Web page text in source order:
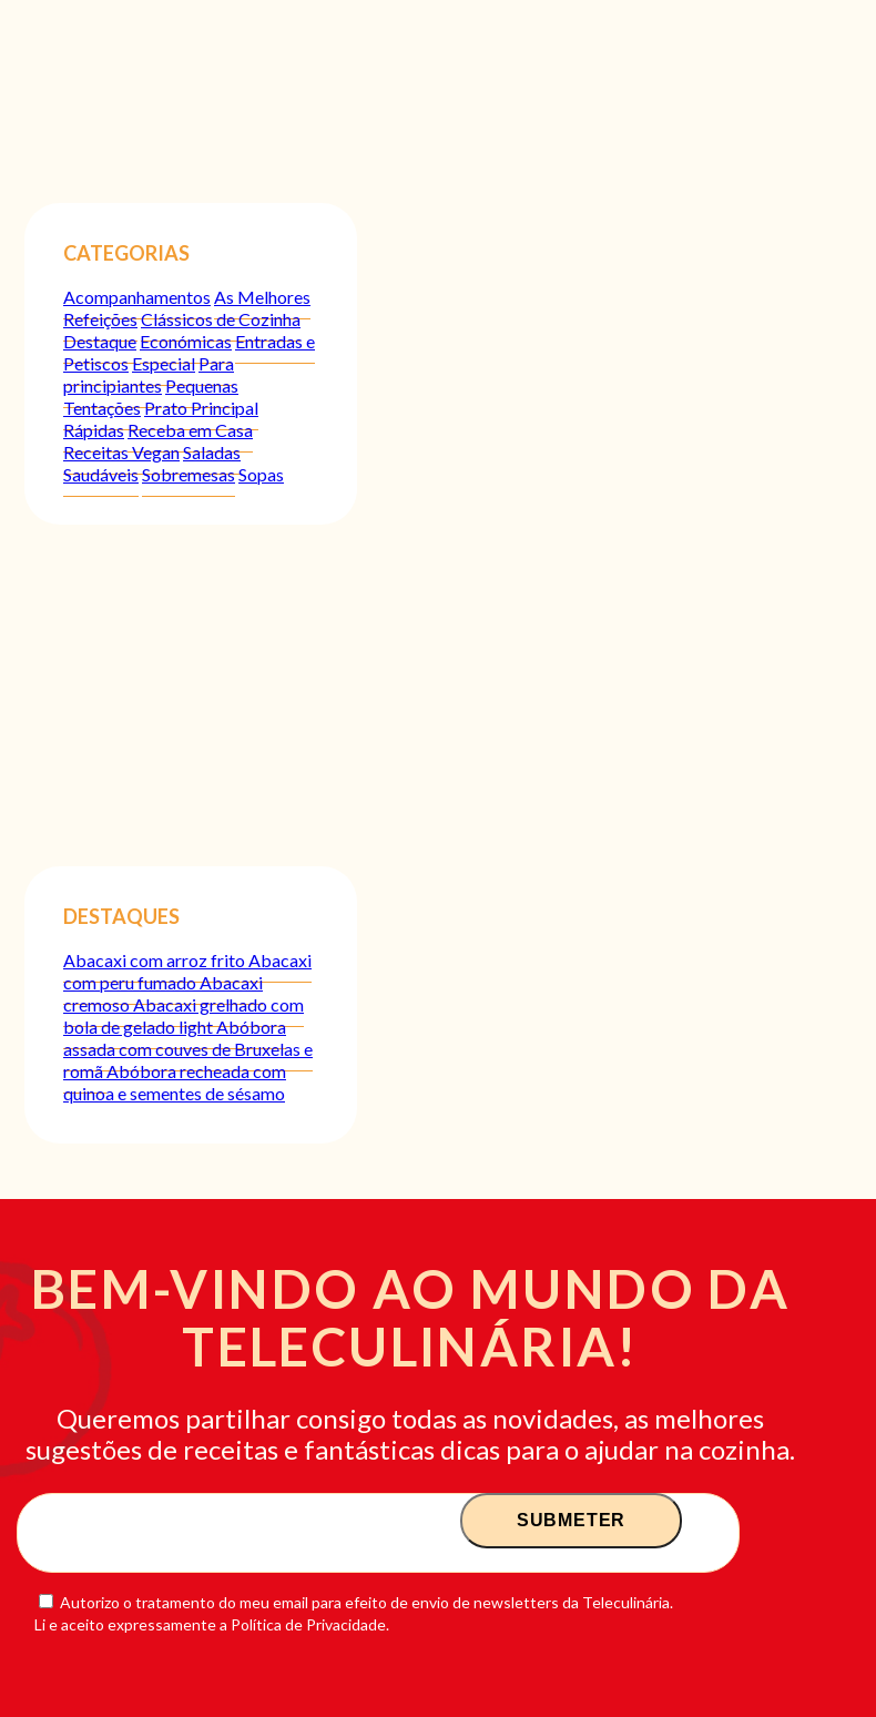
CATEGORIAS
Acompanhamentos As Melhores
RefeiçõesClássicos de Cozinha
Destaque EconómicasEntradas e
PetiscosEspecialPara
principiantesPequenas
TentaçõesPrato Principal
RápidasReceba em Casa
Receitas VeganSaladas
SaudáveisSobremesasSopas
DESTAQUES
Abacaxi com arroz fritoAbacaxi
com peru fumadoAbacaxi
cremosoAbacaxi grelhado com
bola de gelado lightAbóbora
assada com couves de Bruxelas e
romãAbóbora recheada com
quinoa e sementes de sésamo
BEM-VINDO AO MUNDO DA
TELECULINÁRIA!
Queremos partilhar consigo todas as novidades, as melhores
sugestões de receitas e fantásticas dicas para o ajudar na cozinha.
Autorizo o tratamento do meu email para efeito de envio de newsletters da Teleculinária.
Li e aceito expressamente a Política de Privacidade.